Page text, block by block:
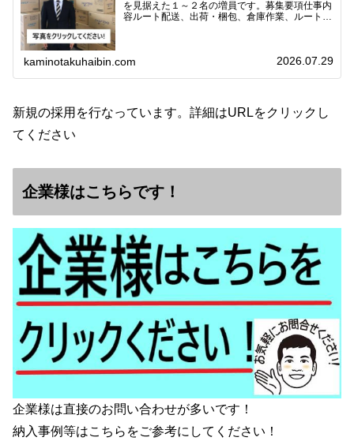
を見据えた１～２名の増員です。募集要項仕事内
容ルート配送、出荷・梱包、倉庫作業、ルート営
kaminotakuhaibin.com 2026.07.29
新規の採用を行なっています。詳細はURLをクリックし
てください
企業様はこちらです！
企業様は直接のお問い合わせが多いです！
納入事例等はこちらをご参考にしてください！